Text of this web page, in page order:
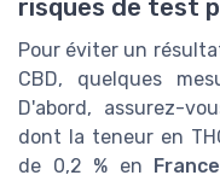
risques de test
Pour éviter un
CBD, quelques
D'abord, assurez-
dont la teneur en
de 0,2 % en France